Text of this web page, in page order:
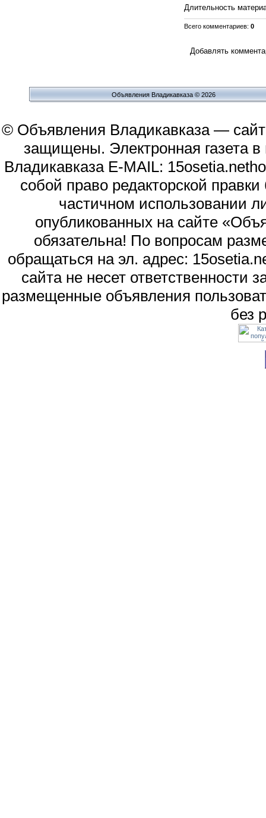
Длительность
Всего комментариев: 0
Добавлять
Объявления Владикавказа © 2026
© Объявления Владикавказа —
защищены. Электронная газета
Владикавказа E-MAIL:
собой право редакторской
частичном использовании
опубликованных на сайте
обязательна! По вопросам
обращаться на эл. адрес:
сайта не несет
размещенные объявления
без